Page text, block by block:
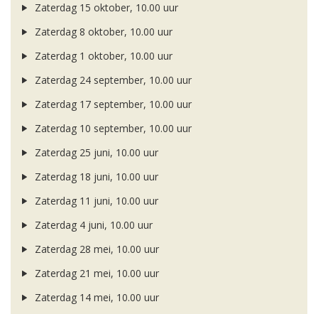
Zaterdag 15 oktober, 10.00 uur
Zaterdag 8 oktober, 10.00 uur
Zaterdag 1 oktober, 10.00 uur
Zaterdag 24 september, 10.00 uur
Zaterdag 17 september, 10.00 uur
Zaterdag 10 september, 10.00 uur
Zaterdag 25 juni, 10.00 uur
Zaterdag 18 juni, 10.00 uur
Zaterdag 11 juni, 10.00 uur
Zaterdag 4 juni, 10.00 uur
Zaterdag 28 mei, 10.00 uur
Zaterdag 21 mei, 10.00 uur
Zaterdag 14 mei, 10.00 uur